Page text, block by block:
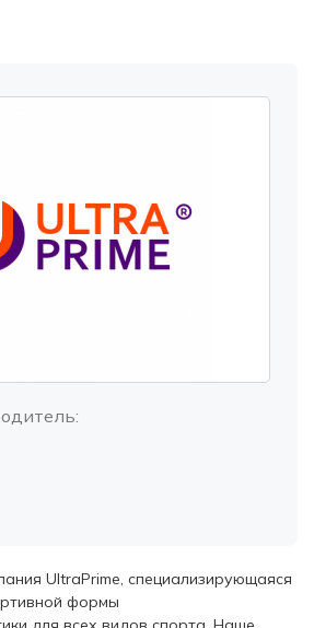
UltraPrime, специализирующаяся
формы